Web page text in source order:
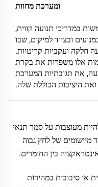
ומערכת מחוות
במדריכי תנועה קווית,
ובציוד למיקום, שבו
חלקה ועקביות קריטיות.
אלו משפרות את בקרת
את תגובתיות המערכת
ואת היציבות הכוללת שלה.
מעוצבות על סמך תנאי
מיישומים של לחץ גבוה
בין החומרים.
או סיבובית במהירות